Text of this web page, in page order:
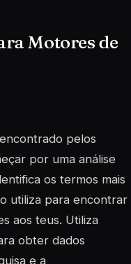
Motores de
pelos
por uma análise
os termos mais
utiliza para encontrar
aos teus. Utiliza
obter dados
e a